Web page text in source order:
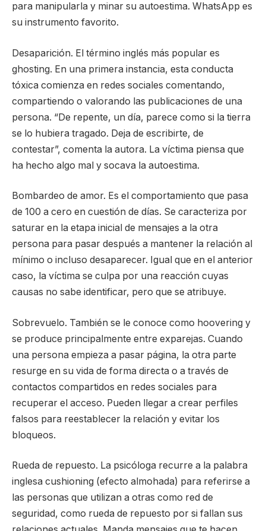
para manipularla y minar su autoestima. WhatsApp es
su instrumento favorito.
Desaparición. El término inglés más popular es
ghosting. En una primera instancia, esta conducta
tóxica comienza en redes sociales comentando,
compartiendo o valorando las publicaciones de una
persona. “De repente, un día, parece como si la tierra
se lo hubiera tragado. Deja de escribirte, de
contestar”, comenta la autora. La víctima piensa que
ha hecho algo mal y socava la autoestima.
Bombardeo de amor. Es el comportamiento que pasa
de 100 a cero en cuestión de días. Se caracteriza por
saturar en la etapa inicial de mensajes a la otra
persona para pasar después a mantener la relación al
mínimo o incluso desaparecer. Igual que en el anterior
caso, la víctima se culpa por una reacción cuyas
causas no sabe identificar, pero que se atribuye.
Sobrevuelo. También se le conoce como hoovering y
se produce principalmente entre exparejas. Cuando
una persona empieza a pasar página, la otra parte
resurge en su vida de forma directa o a través de
contactos compartidos en redes sociales para
recuperar el acceso. Pueden llegar a crear perfiles
falsos para reestablecer la relación y evitar los
bloqueos.
Rueda de repuesto. La psicóloga recurre a la palabra
inglesa cushioning (efecto almohada) para referirse a
las personas que utilizan a otras como red de
seguridad, como rueda de repuesto por si fallan sus